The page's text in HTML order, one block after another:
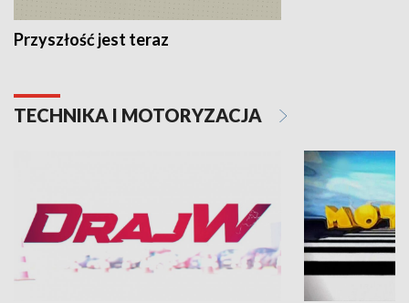
Przyszłość jest teraz
TECHNIKA I MOTORYZACJA